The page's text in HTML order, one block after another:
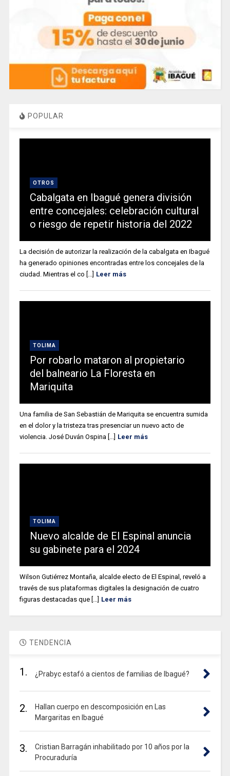
POPULAR
OTROS
Cabalgata en Ibagué genera división
entre concejales: celebración cultural
o riesgo de repetir historia del 2022
La decisión de autorizar la realización de la cabalgata en Ibagué
ha generado opiniones encontradas entre los concejales de la
ciudad. Mientras el co [...] Leer más
TOLIMA
Por robarlo mataron al propietario
del balneario La Floresta en
Mariquita
Una familia de San Sebastián de Mariquita se encuentra sumida
en el dolor y la tristeza tras presenciar un nuevo acto de
violencia. José Duván Ospina [...] Leer más
TOLIMA
Nuevo alcalde de El Espinal anuncia
su gabinete para el 2024
Wilson Gutiérrez Montaña, alcalde electo de El Espinal, reveló a
través de sus plataformas digitales la designación de cuatro
figuras destacadas que [...] Leer más
TENDENCIA
1. ¿Prabyc estafó a cientos de familias de Ibagué?
2.
Hallan cuerpo en descomposición en Las
Margaritas en Ibagué
3.
Cristian Barragán inhabilitado por 10 años por la
Procuraduría